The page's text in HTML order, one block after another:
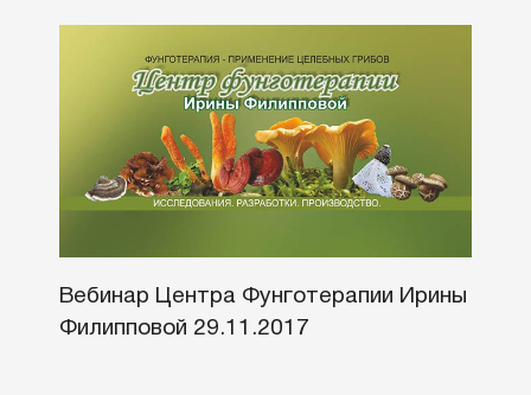
Вебинар Центра Фунготерапии Ирины
Филипповой 29.11.2017